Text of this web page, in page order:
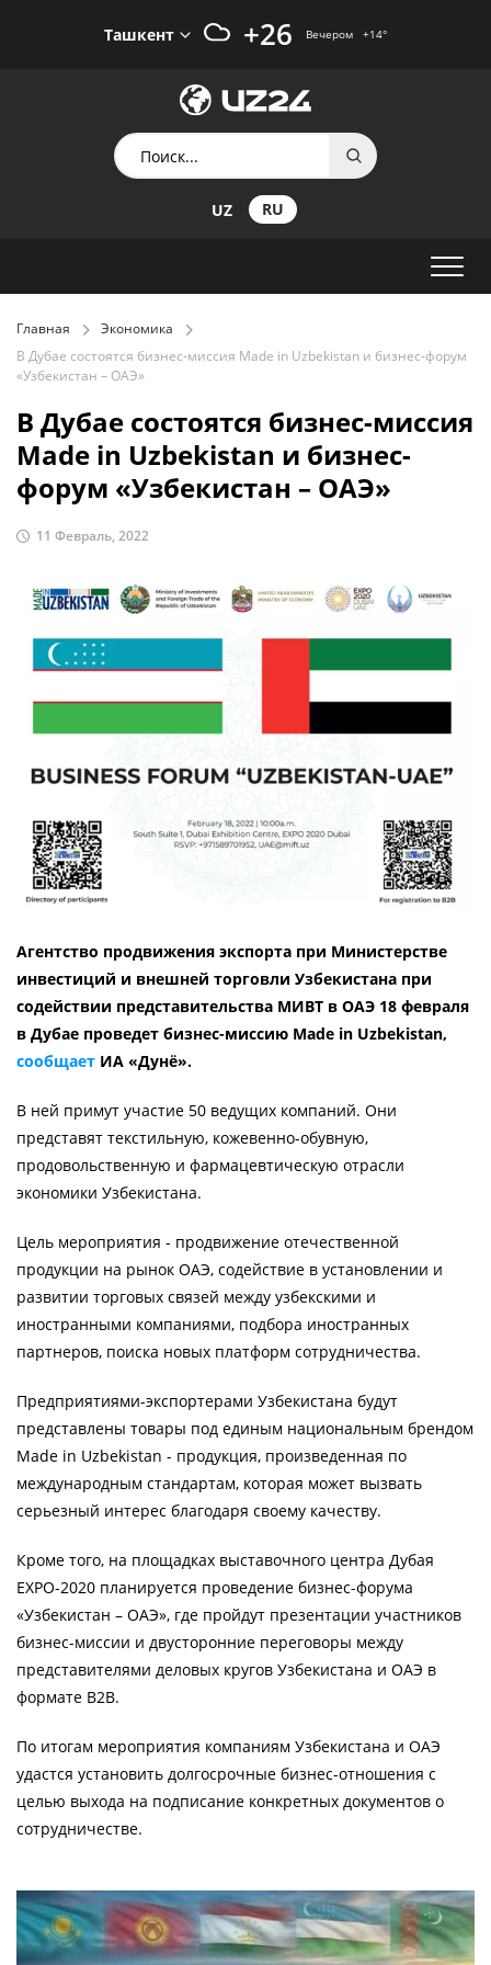
Ташкент +26 Вечером +14°
UZ RU
Главная
Экономика
В Дубае состоятся бизнес-миссия Made in Uzbekistan и бизнес-форум
«Узбекистан – ОАЭ»
В Дубае состоятся бизнес-миссия
Made in Uzbekistan и бизнес-
форум «Узбекистан – ОАЭ»
11 Февраль, 2022
Агентство продвижения экспорта при Министерстве
инвестиций и внешней торговли Узбекистана при
содействии представительства МИВТ в ОАЭ 18 февраля
в Дубае проведет бизнес-миссию Made in Uzbekistan,
сообщает ИА «Дунё».
В ней примут участие 50 ведущих компаний. Они
представят текстильную, кожевенно-обувную,
продовольственную и фармацевтическую отрасли
экономики Узбекистана.
Цель мероприятия - продвижение отечественной
продукции на рынок ОАЭ, содействие в установлении и
развитии торговых связей между узбекскими и
иностранными компаниями, подбора иностранных
партнеров, поиска новых платформ сотрудничества.
Предприятиями-экспортерами Узбекистана будут
представлены товары под единым национальным брендом
Made in Uzbekistan - продукция, произведенная по
международным стандартам, которая может вызвать
серьезный интерес благодаря своему качеству.
Кроме того, на площадках выставочного центра Дубая
EXPO-2020 планируется проведение бизнес-форума
«Узбекистан – ОАЭ», где пройдут презентации участников
бизнес-миссии и двусторонние переговоры между
представителями деловых кругов Узбекистана и ОАЭ в
формате B2B.
По итогам мероприятия компаниям Узбекистана и ОАЭ
удастся установить долгосрочные бизнес-отношения с
целью выхода на подписание конкретных документов о
сотрудничестве.